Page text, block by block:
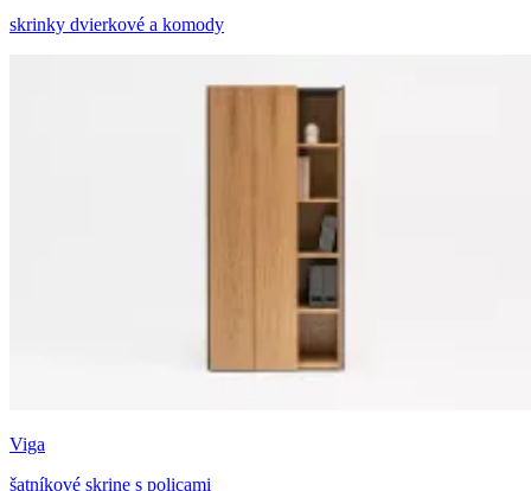
skrinky dvierkové a komody
Viga
šatníkové skrine s policami